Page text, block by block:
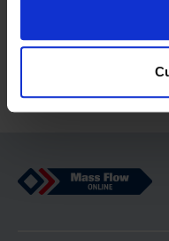
Mass Flow Online